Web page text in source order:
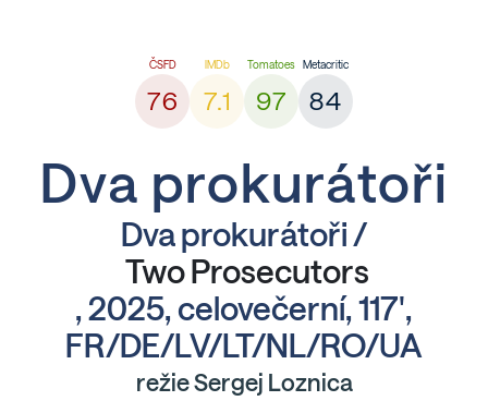
76 7.1 97 84
Dva prokurátoři
Dva prokurátoři /
Two Prosecutors
, 2025, celovečerní, 117',
FR/DE/LV/LT/NL/RO/UA
režie Sergej Loznica